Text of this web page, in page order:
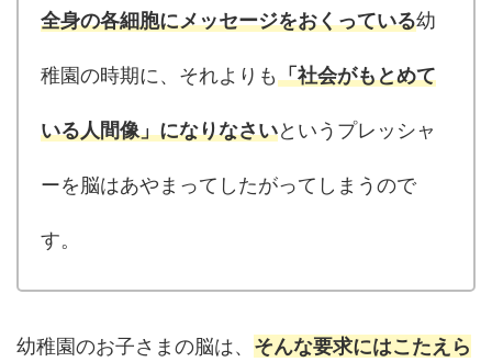
全身の各細胞にメッセージをおくっている幼
稚園の時期に、それよりも「社会がもとめて
いる人間像」になりなさいというプレッシャ
ーを脳はあやまってしたがってしまうので
す。
幼稚園のお子さまの脳は、 そんな要求にはこたえら